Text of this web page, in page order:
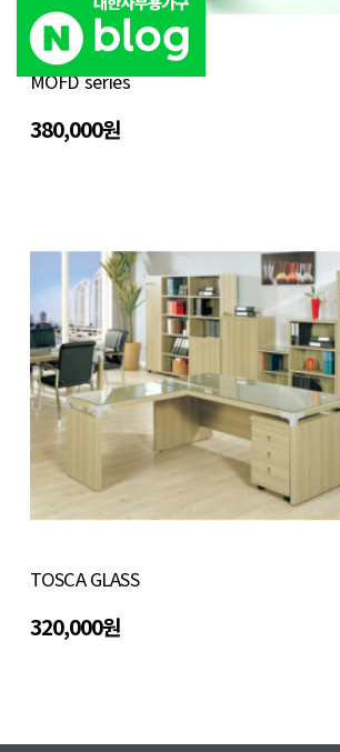
MOFD series
380,000원
TOSCA GLASS
320,000원